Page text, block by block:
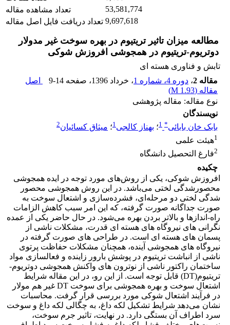
تعداد مشاهده مقاله
53,581,774
تعداد دریافت فایل اصل مقاله 9,697,618
مطالعه میزان تاثیر تریتیوم در بهره سوخت غیر مدولار
دوتریوم-تریتیوم در همجوشی افروزش شوکی
تابش و فناوری هسته ای
مقاله 2
، دوره 4، شماره 1 ، خرداد 1396 ، صفحه 9-14
اصل
مقاله (1.93 M
)
نوع مقاله: مقاله پژوهشی
نویسندگان
بابک خان بابائی*
1؛ بهناز کالجی1؛ میثاق کسائیان2
1هیئت علمی
2فارغ التحصیل دانشگاه
چکیده
افروزش شوکی، یکی از روش‌های مورد توجه در ایده همجوشی
محصورشدگی لختی می‌باشد. در این روش همجوشی محصور
شدگی لختی دو مرحله‌ای، فشرده‌سازی و اشتعال سوخت به
صورت جدا‌گانه صورت گرفته، که این امر سبب کاهش الزامات
راه-انداز‌ها و بالاتر بردن بهره می‌شود. در حال حاضر یکی از عمده
نگرانی های نیروگاه های هسته ای قدرت، مشکلات ناشی از
پسمان های هسته ای است. در طراحی های صورت گرفته در
نیروگاه های همجوشی آینده، همچنان مشکلات حفاظت پرتوی
ناشی از انباشت تریتیوم در پوشش بارور زاینده و فعالسازی مواد
ساختمان راکتور ناشی از نوترون های واکنش همجوشی دوتریوم-
تریتیوم(DT) قابل توجه است. از این رو، در این مقاله شرایط
اشتعال سوخت و بهره همجوشی برای سوخت DT غیر هم مولار
در فرآیند اشتعال شوکی مورد بررسی قرار گرفت. محاسبات
نشان می‌دهد شرایط تشکیل لکه داغ، به چگالی لکه داغ و سوخت
سرد اطراف آن بستگی دارد. در نهایت، تاثیر جرم سوخت،